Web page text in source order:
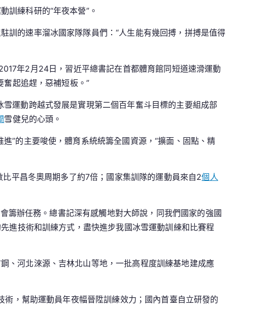
訓練科研的“年夜本營”。
訓的速率溜冰國家隊隊員們：“人生能有幾回搏，拼搏是值得
年2月24日，習近平總書記在首都體育館同短道速滑運動
起追趕，惡補短板。”
運動跨越式發展是實現第二個百年奮斗目標的主要組成部
雪健兒的心頭。
”的主要唆使，體育系統統籌全國資源，“擴面、固點、精
平昌冬奧周期多了約7倍；國家集訓隊的運動員來自2個人
籌辦任務。總書記深有感觸地對大師說，同我們國家的強國
進技術和訓練方式，盡快進步我國冰雪運動訓練和比賽程
、河北淶源、吉林北山等地，一批高程度訓練基地建成應
術，幫助運動員年夜幅晉陞訓練效力；國內首臺自立研發的